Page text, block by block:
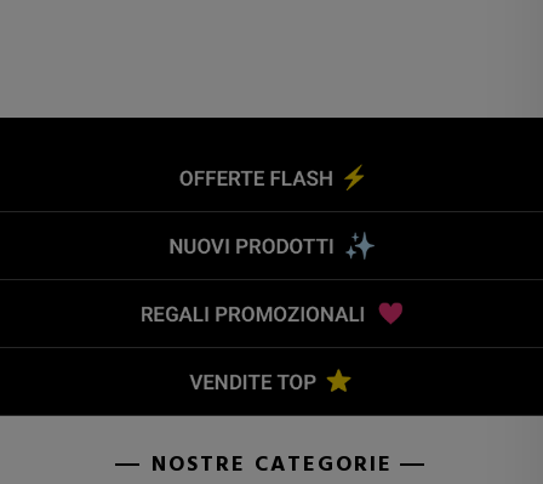
NOSTRE CATEGORIE